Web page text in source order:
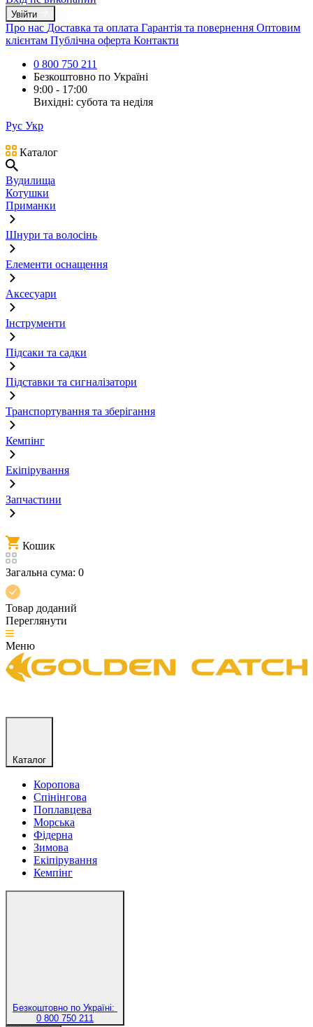
Увійти
Про нас Доставка та оплата Гарантія та повернення Оптовим
клієнтам Публічна оферта Контакти
0 800 750 211
Безкоштовно по Україні
9:00 - 17:00
Вихідні: субота та неділя
Рус Укр
Каталог
Вудилища
Котушки
Приманки
Шнури та волосінь
Елементи оснащення
Аксесуари
Інструменти
Підсаки та садки
Підставки та сигналізатори
Транспортування та зберігання
Кемпінг
Екіпірування
Запчастини
Кошик
Загальна сума: 0
Товар доданий
Переглянути
Меню
Каталог
Коропова
Спінінгова
Поплавцева
Морська
Фідерна
Зимова
Екіпірування
Кемпінг
Безкоштовно по Україні:
0 800 750 211